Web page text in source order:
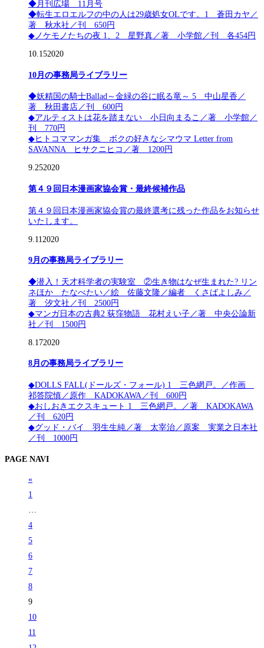
◆月刊広場 11月号
◆転生エロエルフの中の人は29歳処女OLです。1 蒼田カヤ／
著 秋水社／刊 650円
◆ノケモノたちの夜 1、2 星野真／著 小学館／刊 各454円
10.152020
10月の事務局ライブラリー
◆妖精国の騎士Ballad～金緑の谷に眠る竜～ 5 中山星香／
著 秋田書店／刊 600円
◆アルティストは花を踏まない 小日向まるこ／著 小学館／
刊 770円
◆ヒトコママンガ集 ボクの好きなシマウマ Letter from
SAVANNA ヒサクニヒコ／著 1200円
9.252020
第４９回日本漫画家協会賞・最終候補作品
第４９回日本漫画家協会賞の最終選考に残った作品をお知らせ
いたします。
9.11 2020
9月の事務局ライブラリー
◆潜入！天才科学者の実験室 ②生き物はなぜ生まれた? リン
ネほか たなべたい／絵 佐藤文隆／編者 くさばよしみ／
著 汐文社／刊 2500円
◆マンガ日本の古典2 荻窪物語 花村えい子／著 中央公論新
社／刊 1500円
8.172020
8月の事務局ライブラリー
◆DOLLS FALL(ドールズ・フォール) 1 三色網戸。／作画
祁答院慎／原作 KADOKAWA／刊 600円
◆おしおきエクスキュート 1 三色網戸。／著 KADOKAWA
／刊 620円
◆グッド・バイ 羽生生純／著 太宰治／原案 実業之日本社
／刊 1000円
PAGE NAVI
«
1
…
4
5
6
7
8
9
10
11